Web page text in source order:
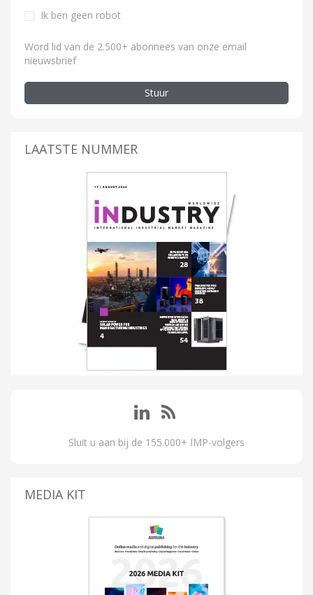
Ik ben geen robot
Word lid van de 2.500+ abonnees van onze email
nieuwsbrief
Stuur
LAATSTE NUMMER
Sluit u aan bij de 155.000+ IMP-volgers
MEDIA KIT